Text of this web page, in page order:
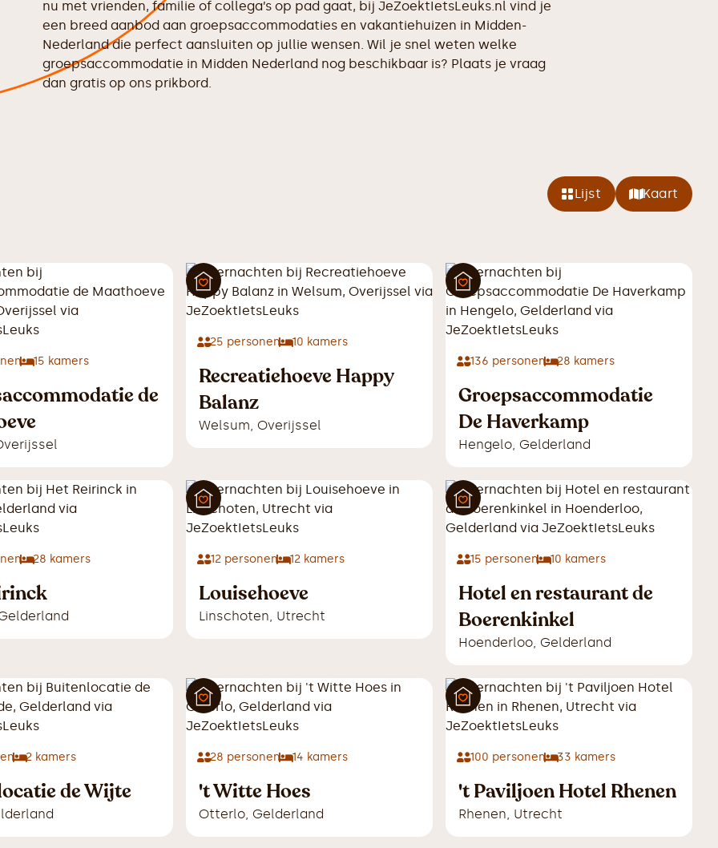
nu met vrienden, familie of collega’s op pad gaat, bij JeZoektIetsLeuks.nl vind je
een breed aanbod aan groepsaccommodaties en vakantiehuizen in Midden-
Nederland die perfect aansluiten op jullie wensen. Wil je snel weten welke
groepsaccommodatie in Midden Nederland nog beschikbaar is? Plaats je vraag
dan gratis op ons prikbord.
Lijst Kaart
15 kamers
de
25 personen 10 kamers
Recreatiehoeve Happy
Balanz
Welsum, Overijssel
136 personen 28 kamers
Groepsaccommodatie
De Haverkamp
Hengelo, Gelderland
28 kamers 12 personen 12 kamers
Louisehoeve
Linschoten, Utrecht
15 personen 10 kamers
Hotel en restaurant de
Boerenkinkel
Hoenderloo, Gelderland
2 kamers
de Wijte
28 personen 14 kamers
't Witte Hoes
Otterlo, Gelderland
100 personen 33 kamers
't Paviljoen Hotel Rhenen
Rhenen, Utrecht